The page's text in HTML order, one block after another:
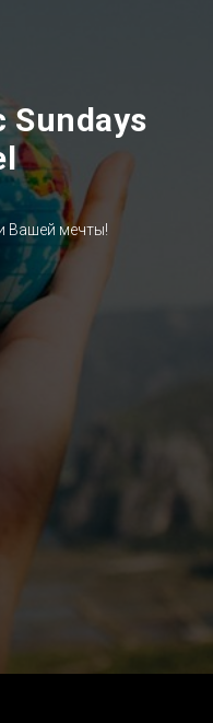
Sundays
Вашей мечты!